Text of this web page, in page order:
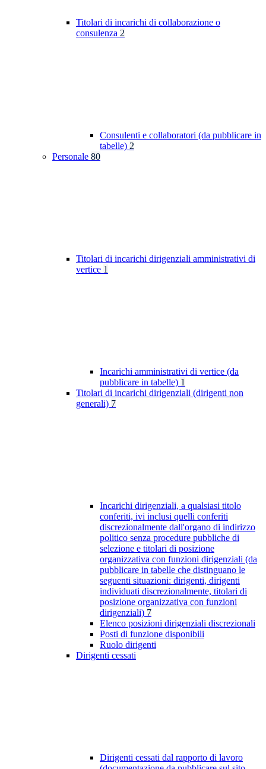
Titolari di incarichi di collaborazione o
consulenza 2
Consulenti e collaboratori (da pubblicare in
tabelle) 2
Personale 80
Titolari di incarichi dirigenziali amministrativi di
vertice 1
Incarichi amministrativi di vertice (da
pubblicare in tabelle) 1
Titolari di incarichi dirigenziali (dirigenti non
generali) 7
Incarichi dirigenziali, a qualsiasi titolo
conferiti, ivi inclusi quelli conferiti
discrezionalmente dall'organo di indirizzo
politico senza procedure pubbliche di
selezione e titolari di posizione
organizzativa con funzioni dirigenziali (da
pubblicare in tabelle che distinguano le
seguenti situazioni: dirigenti, dirigenti
individuati discrezionalmente, titolari di
posizione organizzativa con funzioni
dirigenziali) 7
Elenco posizioni dirigenziali discrezionali
Posti di funzione disponibili
Ruolo dirigenti
Dirigenti cessati
Dirigenti cessati dal rapporto di lavoro